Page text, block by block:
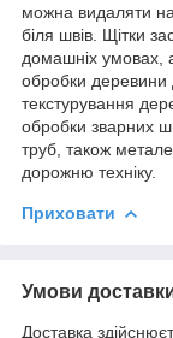
можна видаляти
біля швів. Щітки
домашніх умовах,
обробки деревини
текстурування
обробки зварних
труб, також
дорожню техніку.
Приховати
Умови
Доставка